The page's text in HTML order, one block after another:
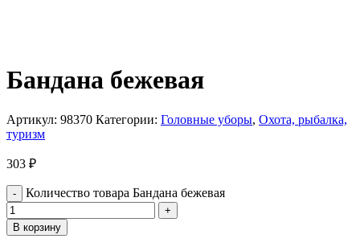
Бандана бежевая
Артикул: 98370 Категории: Головные уборы, Охота, рыбалка,
туризм
303 ₽
Количество товара Бандана бежевая
В корзину